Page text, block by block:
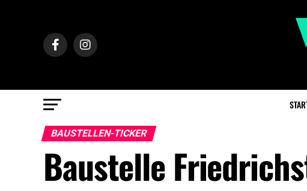
BAUSTELLEN-TICKER
Baustelle